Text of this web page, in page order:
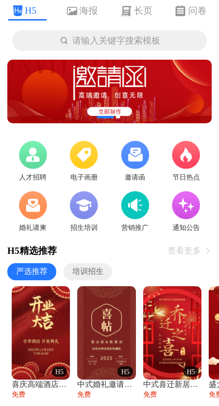
H5 海报 长页 问卷
 请输入关键字搜索模板
人才招聘 电子画册 邀请函 节日热点
婚礼请柬 招生培训 营销推广 通知公告
H5精选推荐 查看更多 
严选推荐 培训招生
H5
喜庆高端酒店开业大吉邀请函
免费
H5
中式婚礼邀请函中国风传统复古婚礼请柬请帖
免费
H5
中式喜迁新居乔迁之喜邀请函宴会请帖
免费 免